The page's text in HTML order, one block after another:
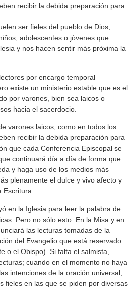
recibir la debida preparación para
ser fieles del pueblo de Dios,
adolescentes o jóvenes que
y nos hacen sentir más próxima la
por encargo temporal
existe un ministerio estable que es el
por varones, bien sea laicos o
hacia el sacerdocio.
varones laicos, como en todos los
recibir la debida preparación para
que cada Conferencia Episcopal se
continuará día a día de forma que
y haga uso de los medios más
plenamente el dulce y vivo afecto y
en la Iglesia para leer la palabra de
Pero no sólo esto. En la Misa y en
las lecturas tomadas de la
del Evangelio que está reservado
o el Obispo). Si falta el salmista,
cuando en el momento no haya
intenciones de la oración universal,
fieles en las que se piden por diversas